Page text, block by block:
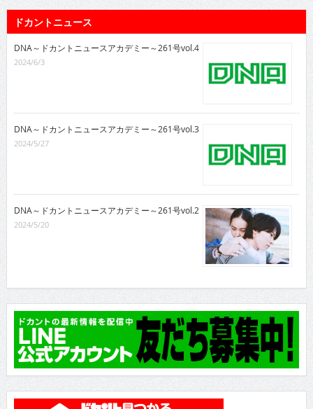
ドカントニュース
DNA～ドカントニュースアカデミー～261号vol.4
2024/6/3
DNA～ドカントニュースアカデミー～261号vol.3
2024/5/27
DNA～ドカントニュースアカデミー～261号vol.2
2024/5/20